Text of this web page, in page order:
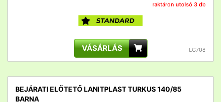
raktáron utolsó 3 db
VÁSÁRLÁS LG708
BEJÁRATI ELŐTETŐ LANITPLAST TURKUS 140/85
BARNA